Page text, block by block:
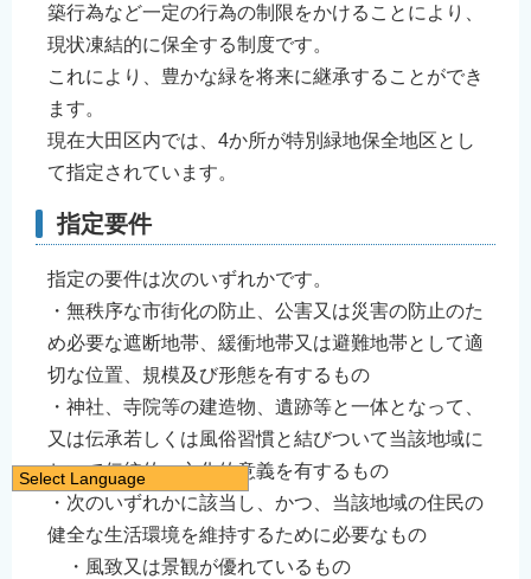
築行為など一定の行為の制限をかけることにより、
現状凍結的に保全する制度です。
これにより、豊かな緑を将来に継承することができ
ます。
現在大田区内では、4か所が特別緑地保全地区とし
て指定されています。
指定要件
指定の要件は次のいずれかです。
・無秩序な市街化の防止、公害又は災害の防止のた
め必要な遮断地帯、緩衝地帯又は避難地帯として適
切な位置、規模及び形態を有するもの
・神社、寺院等の建造物、遺跡等と一体となって、
又は伝承若しくは風俗習慣と結びついて当該地域に
おいて伝統的、文化的意義を有するもの
・次のいずれかに該当し、かつ、当該地域の住民の
健全な生活環境を維持するために必要なもの
・風致又は景観が優れているもの
Select Language
日本語
English